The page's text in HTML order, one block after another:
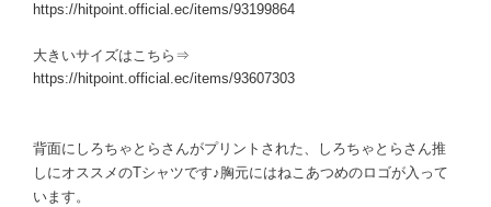
https://hitpoint.official.ec/items/93199864
大きいサイズはこちら⇒
https://hitpoint.official.ec/items/93607303
背面にしろちゃとらさんがプリントされた、しろちゃとらさん推
しにオススメのTシャツです♪胸元にはねこあつめのロゴが入って
います。